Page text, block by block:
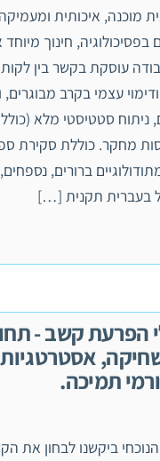
מוכנה, איכותית
חינוך מיוחד
עוסקת בקשר בין
עצמי בקרב
מחקר. כוללת סקירת
ברורים,
הפרעת קשב -
אסטרטגיות
תמיכה.
ביקשנו לבחון את